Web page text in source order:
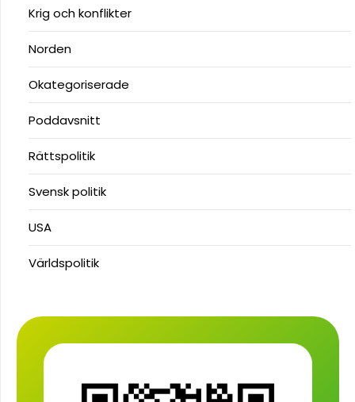
Krig och konflikter
Norden
Okategoriserade
Poddavsnitt
Rättspolitik
Svensk politik
USA
Världspolitik